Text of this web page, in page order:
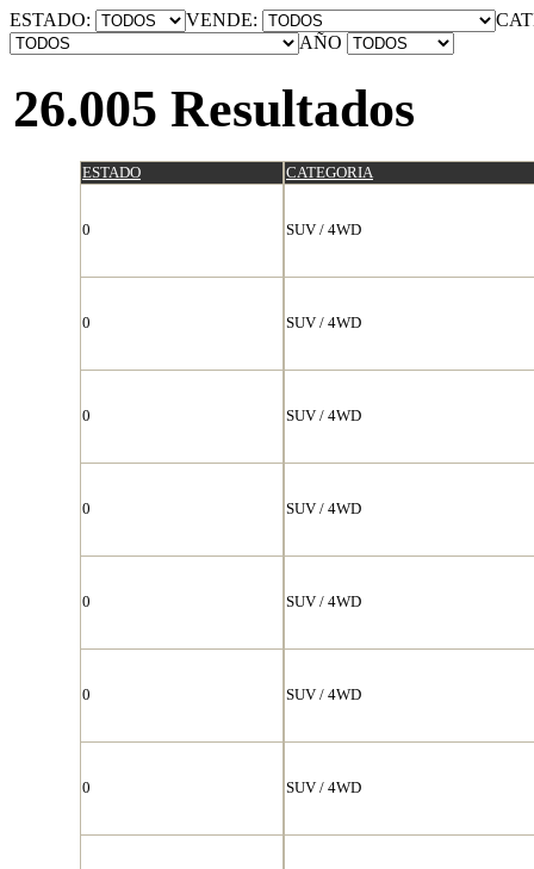
ESTADO: VENDE:
AÑO
26.005 Resultados
ESTADO CATEGORIA
0 SUV / 4WD
0 SUV / 4WD
0 SUV / 4WD
0 SUV / 4WD
0 SUV / 4WD
0 SUV / 4WD
0 SUV / 4WD